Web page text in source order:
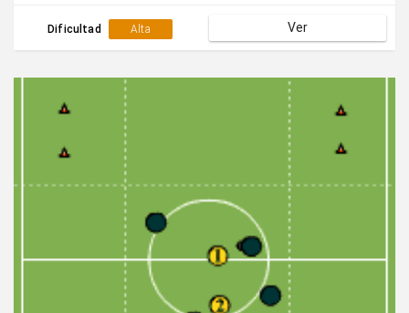
jugadores.Realizar el juego de manera continuada.
Dificultad Alta Ver